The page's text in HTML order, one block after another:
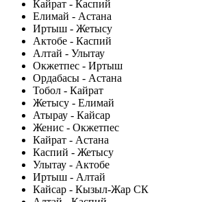
Кайрат - Каспий
Елимай - Астана
Иртыш - Жетысу
Актобе - Каспий
Алтай - Улытау
Окжетпес - Иртыш
Ордабасы - Астана
Тобол - Кайрат
Жетысу - Елимай
Атырау - Кайсар
Женис - Окжетпес
Кайрат - Астана
Каспий - Жетысу
Улытау - Актобе
Иртыш - Алтай
Кайсар - Кызыл-Жар СК